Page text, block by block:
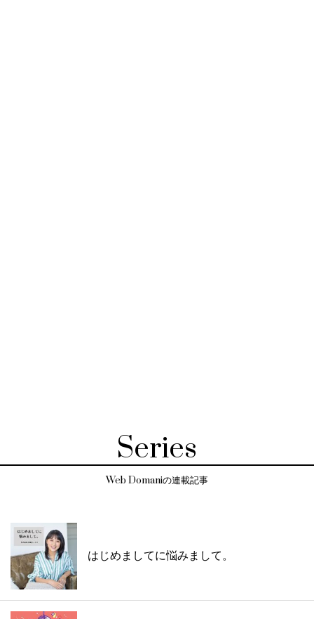
Series
Web Domaniの連載記事
はじめましてに悩みまして。